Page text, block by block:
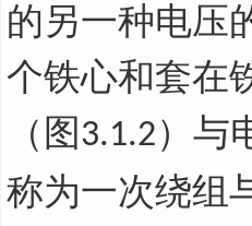
的另一种电压
个铁心和套在
（图 3.1.2）与
称为一次绕组